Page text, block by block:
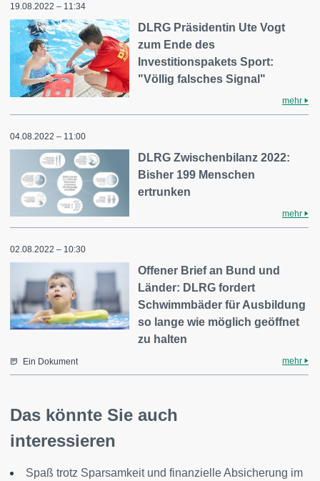
19.08.2022 – 11:34
DLRG Präsidentin Ute Vogt
zum Ende des
Investitionspakets Sport:
"Völlig falsches Signal"
mehr
04.08.2022 – 11:00
DLRG Zwischenbilanz 2022:
Bisher 199 Menschen
ertrunken
mehr
02.08.2022 – 10:30
Offener Brief an Bund und
Länder: DLRG fordert
Schwimmbäder für Ausbildung
so lange wie möglich geöffnet
zu halten
Ein Dokument mehr
Das könnte Sie auch
interessieren
Spaß trotz Sparsamkeit und finanzielle Absicherung im